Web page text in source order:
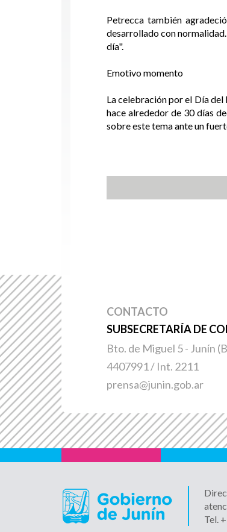
Petrecca también
desarrollado con
día".
Emotivo momento
La celebración por el Día del
hace alrededor de 30 días
sobre este tema ante un
CONTACTO
SUBSECRETARÍA DE
Bto. de Miguel 5 - Junín
4407991 / Int. 2211
prensa@junin.gob.ar
Tel.